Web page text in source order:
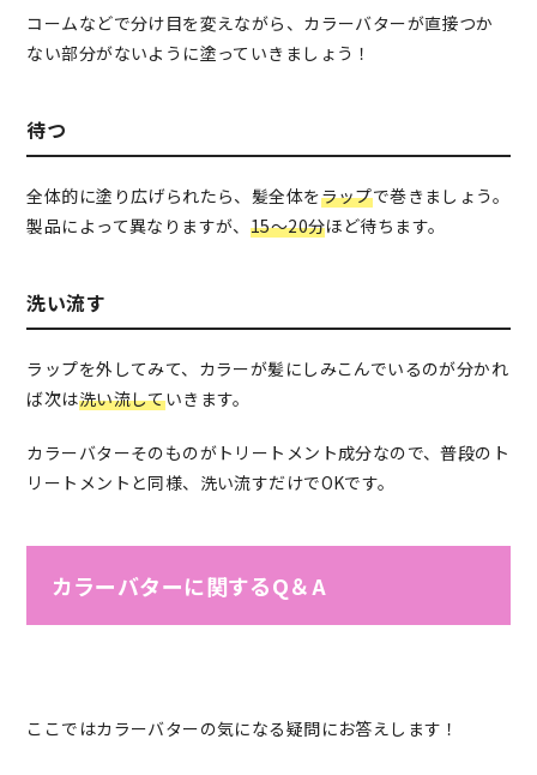
コームなどで分け目を変えながら、カラーバターが直接つか
ない部分がないように塗っていきましょう！
待つ
全体的に塗り広げられたら、髪全体をラップで巻きましょう。
製品によって異なりますが、 15〜20分ほど待ちます。
洗い流す
ラップを外してみて、カラーが髪にしみこんでいるのが分かれ
ば次は洗い流していきます。
カラーバターそのものがトリートメント成分なので、普段のト
リートメントと同様、洗い流すだけでOKです。
カラーバターに関するQ＆A
ここではカラーバターの気になる疑問にお答えします！